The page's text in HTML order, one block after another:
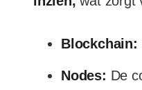
Blockchain:
Nodes: De